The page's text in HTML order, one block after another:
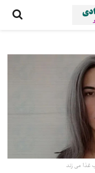
غذا می زند